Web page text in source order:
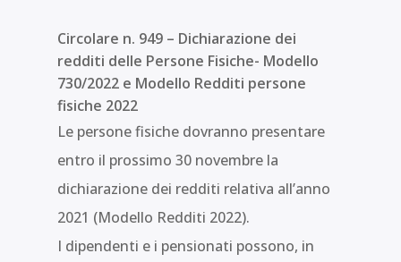
Circolare n. 949 – Dichiarazione dei
redditi delle Persone Fisiche- Modello
730/2022 e Modello Redditi persone
fisiche 2022
Le persone fisiche dovranno presentare
entro il prossimo 30 novembre la
dichiarazione dei redditi relativa all’anno
2021 (Modello Redditi 2022).
I dipendenti e i pensionati possono, in